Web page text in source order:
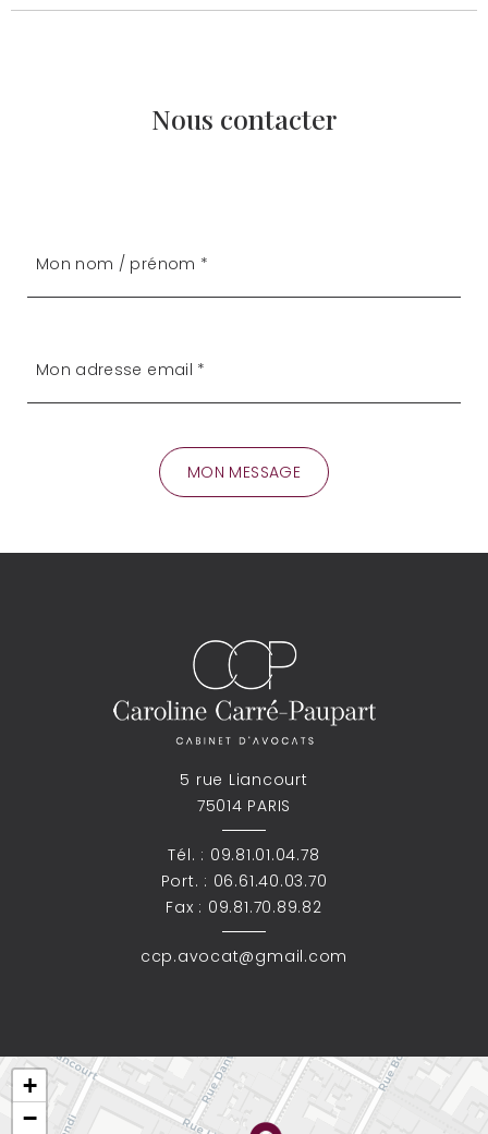
Nous contacter
5 rue Liancourt
75014 PARIS
Tél. : 09.81.01.04.78
Port. : 06.61.40.03.70
Fax : 09.81.70.89.82
ccp.avocat@gmail.com
+
−